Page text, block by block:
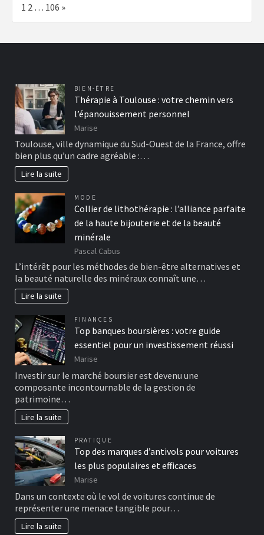
Page:
1 2 … 106 Next
»
BIEN-ÊTRE
Thérapie à Toulouse : votre chemin vers
l’épanouissement personnel
Marise
Toulouse, ville dynamique du Sud-Ouest de la France, offre
bien plus qu’un cadre agréable :…
Lire la suite
MODE
Collier de lithothérapie : l’alliance parfaite
de la haute bijouterie et de la beauté
minérale
Pascal Cabus
L’intérêt pour les méthodes de bien-être alternatives et
la beauté naturelle des minéraux connaît une…
Lire la suite
FINANCES
Top banques boursières : votre guide
essentiel pour un investissement réussi
Marise
Investir sur le marché boursier est devenu une
composante incontournable de la gestion de
patrimoine…
Lire la suite
PRATIQUE
Top des marques d’antivols pour voitures
les plus populaires et efficaces
Marise
Dans un contexte où le vol de voitures continue de
représenter une menace tangible pour…
Lire la suite